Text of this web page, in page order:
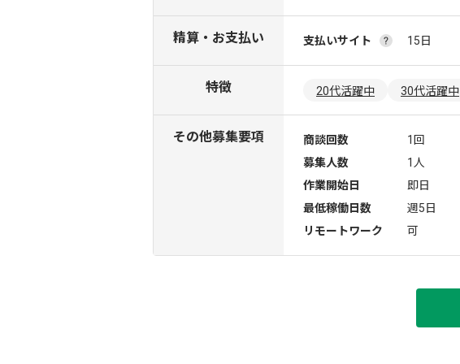
精算・お支払い 支払いサイト 15日
特徴 20代活躍中 30代活躍中
その他募集要項 商談回数
1回
募集人数
1人
作業開始日
即日
最低稼働日数
週5日
リモートワーク
可